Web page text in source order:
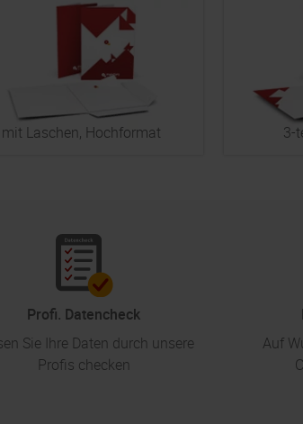
mit Laschen, Hochformat 3-
Profi. Datencheck
Sie Ihre Daten durch unsere
Profis checken
Auf